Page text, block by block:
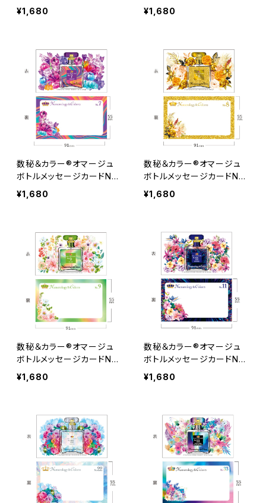
５ 30枚
¥1,680
６ 30枚
¥1,680
数秘＆カラー®オマージュ
ボトルメッセージカードNo.
７ 30枚
¥1,680
数秘＆カラー®オマージュ
ボトルメッセージカードNo.
８ 30枚
¥1,680
数秘＆カラー®オマージュ
ボトルメッセージカードNo.
９ 30枚
¥1,680
数秘＆カラー®オマージュ
ボトルメッセージカードNo.
１１ 30枚
¥1,680